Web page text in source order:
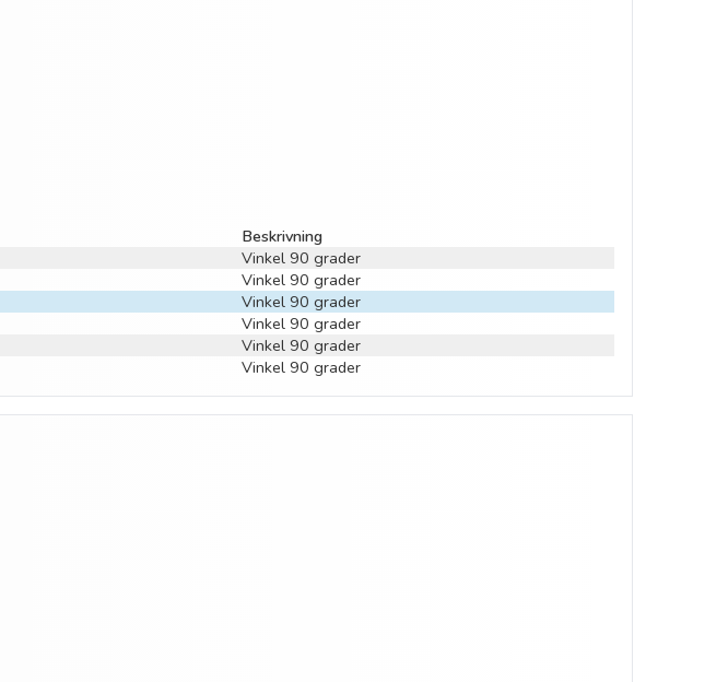
Beskrivning
Vinkel 90 grader
Vinkel 90 grader
Vinkel 90 grader
Vinkel 90 grader
Vinkel 90 grader
Vinkel 90 grader